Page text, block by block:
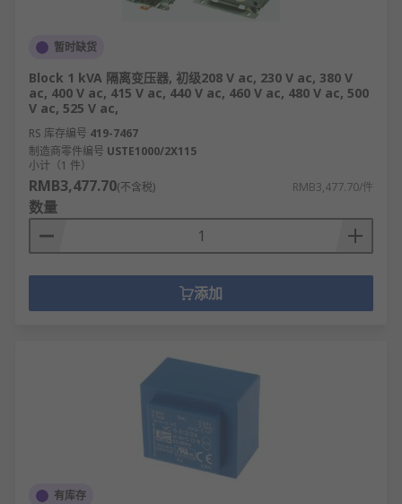
暂时缺货
Block 1 kVA 隔离变压器, 初级208 V ac, 230 V ac, 380 V
ac, 400 V ac, 415 V ac, 440 V ac, 460 V ac, 480 V ac, 500
V ac, 525 V ac,
RS 库存编号 419-7467
制造商零件编号 USTE1000/2X115
小计（1 件）
RMB3,477.70(不含税) RMB3,477.70/件
数量
添加
有库存